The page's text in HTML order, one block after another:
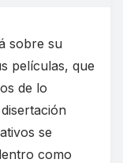
sobre su
películas, que
de lo
se
como